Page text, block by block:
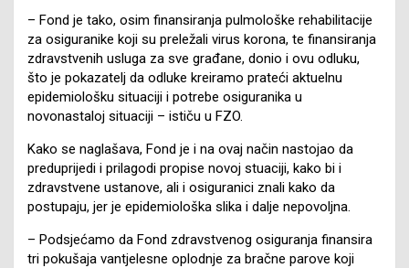
– Fond je tako, osim finansiranja pulmološke rehabilitacije
za osiguranike koji su preležali virus korona, te finansiranja
zdravstvenih usluga za sve građane, donio i ovu odluku,
što je pokazatelj da odluke kreiramo prateći aktuelnu
epidemiološku situaciji i potrebe osiguranika u
novonastaloj situaciji – ističu u FZO.
Kako se naglašava, Fond je i na ovaj način nastojao da
preduprijedi i prilagodi propise novoj stuaciji, kako bi i
zdravstvene ustanove, ali i osiguranici znali kako da
postupaju, jer je epidemiološka slika i dalje nepovoljna.
– Podsjećamo da Fond zdravstvenog osiguranja finansira
tri pokušaja vantjelesne oplodnje za bračne parove koji